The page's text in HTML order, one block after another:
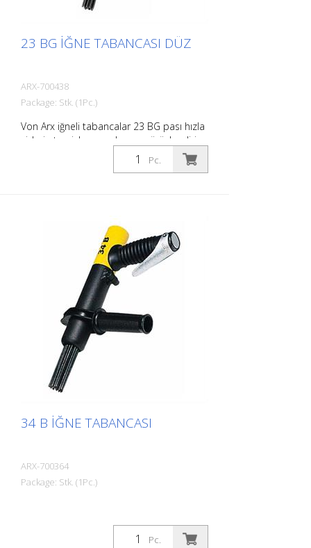
23 BG İĞNE TABANCASI DÜZ
ARX-700438
Package: Stk. (1Pc.)
Von Arx iğneli tabancalar 23 BG pası hızla
giderir, temizler, arındırır ve pürüzlendirir.
Esasen, pürüzlü yüzeyleri düzeltirler.
İğneler serbestçe hareket ettiğinden,
Gerektiğinde 2, 3 veya 4 mm iğneler ile.
Ağırlık: 2,0 kg (4,4 lbs) Dara: 2,5 kg (5,5 lbs)
Hava tüketimi: 100 L/dak (3,5 cfm) İğneler
ø 3mm: 19 adet Hava basıncı: maks. 7
bar (100 psi) Bağlantı: G 3/8 '' Gürültü
seviyesi: 101 dB (A)
Pc.
34 B İĞNE TABANCASI
ARX-700364
Package: Stk. (1Pc.)
Pc.